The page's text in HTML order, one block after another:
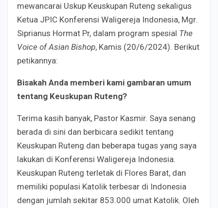
mewancarai Uskup Keuskupan Ruteng sekaligus
Ketua JPIC Konferensi Waligereja Indonesia, Mgr.
Siprianus Hormat Pr, dalam program spesial The
Voice of Asian Bishop, Kamis (20/6/2024). Berikut
petikannya:
Bisakah Anda memberi kami gambaran umum
tentang Keuskupan Ruteng?
Terima kasih banyak, Pastor Kasmir. Saya senang
berada di sini dan berbicara sedikit tentang
Keuskupan Ruteng dan beberapa tugas yang saya
lakukan di Konferensi Waligereja Indonesia.
Keuskupan Ruteng terletak di Flores Barat, dan
memiliki populasi Katolik terbesar di Indonesia
dengan jumlah sekitar 853.000 umat Katolik. Oleh